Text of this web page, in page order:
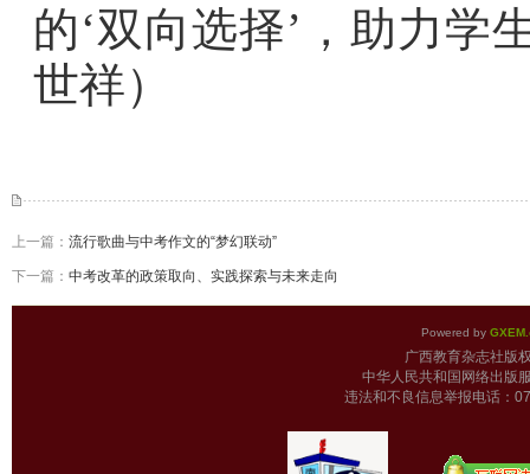
的‘双向选择’，助力学
世祥）
上一篇： 流行歌曲与中考作文的“梦幻联动”
下一篇： 中考改革的政策取向、实践探索与未来走向
Powered by
广西教育杂志
中华人民共和国网络出版
违法和不良信息举报电话：